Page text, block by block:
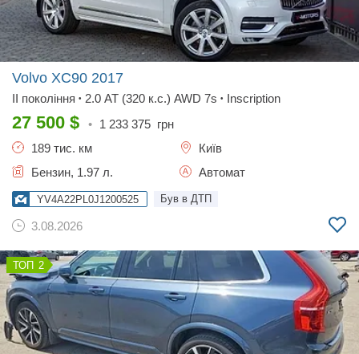
Volvo XC90 2017
II покоління • 2.0 AT (320 к.с.) AWD 7s • Inscription
27 500 $ • 1 233 375 грн
189 тис. км
Київ
Бензин, 1.97 л.
Автомат
YV4A22PL0J1200525 Був в ДТП
3.08.2026
2